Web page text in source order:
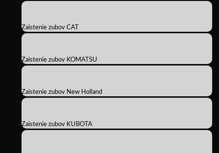
Zaistenie zubov CAT
Zaistenie zubov KOMATSU
Zaistenie zubov New Holland
Zaistenie zubov KUBOTA